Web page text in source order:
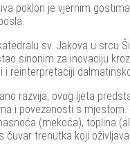
poklon je vjernim
sv. Jakova u srcu
sinonim za inovaciju
i reinterpretaciji
razvija, ovog ljeta
i povezanosti s
(mekoća), toplina
čuvar trenutka koji oživljava